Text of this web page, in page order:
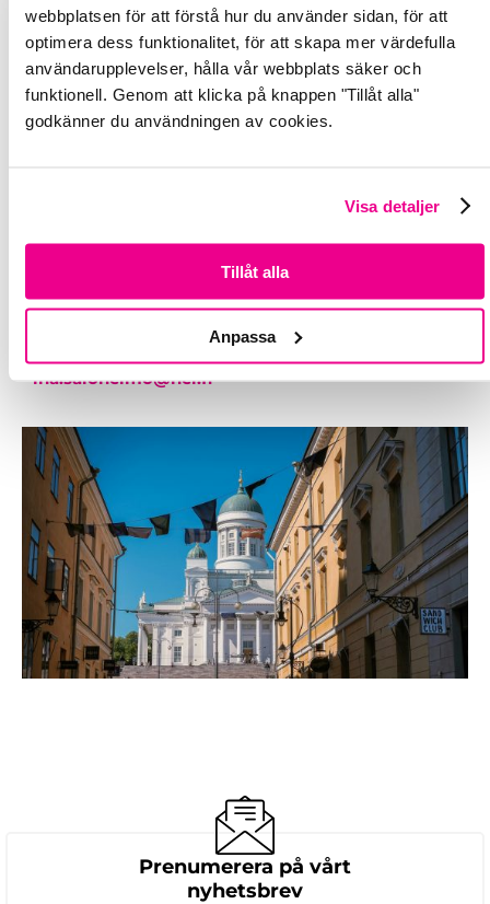
webbplatsen för att förstå hur du använder sidan, för att
optimera dess funktionalitet, för att skapa mer värdefulla
användarupplevelser, hålla vår webbplats säker och
funktionell. Genom att klicka på knappen "Tillåt alla"
godkänner du användningen av cookies.
Visa detaljer
Tillåt alla
Anpassa
Nätverket Svenska nu
liisa.suomela@hanaholmen.fi
ina.saloheimo@hel.fi
Prenumerera på vårt
nyhetsbrev